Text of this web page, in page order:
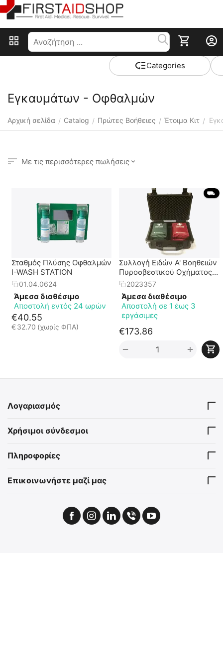
Сategories
Εγκαυμάτων - Οφθαλμών
Αρχική σελίδα / Catalog / Πρώτες Βοήθειες / Έτοιμα Κιτ /
Με τις περισσότερες πωλήσεις
Σταθμός Πλύσης Οφθαλμών
I-WASH STATION
01.04.0624
Άμεσα διαθέσιμο
Αποστολή εντός 24 ωρών
€40.55
€ 32.70 (χωρίς ΦΠΑ)
⛟
Συλλογή Ειδών Α' Βοηθειών
Πυροσβεστικού Οχήματος
σε Στεγανή Βαλίτσα
2023357
Άμεσα διαθέσιμο
Αποστολή σε 1 έως 3
εργάσιμες
€173.86
+
−
Λογαριασμός
Χρήσιμοι σύνδεσμοι
Πληροφορίες
Επικοινωνήστε μαζί μας